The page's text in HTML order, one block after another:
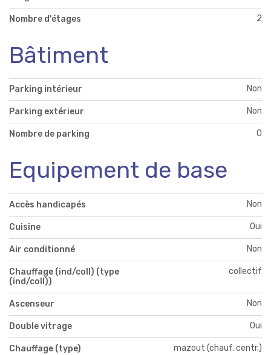
Nombre d'étages 2
Bâtiment
Parking intérieur Non
Parking extérieur Non
Nombre de parking 0
Equipement de base
Accès handicapés Non
Cuisine Oui
Air conditionné Non
Chauffage (ind/coll) (type
(ind/coll))
collectif
Ascenseur Non
Double vitrage Oui
Chauffage (type) mazout (chauf. centr.)